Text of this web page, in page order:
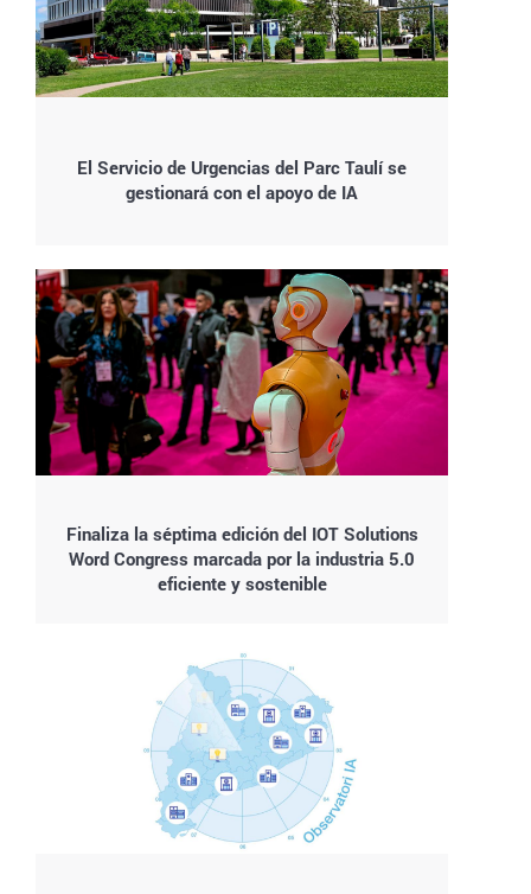
El Servicio de Urgencias del Parc Taulí se
gestionará con el apoyo de IA
Finaliza la séptima edición del IOT Solutions
Word Congress marcada por la industria 5.0
eficiente y sostenible